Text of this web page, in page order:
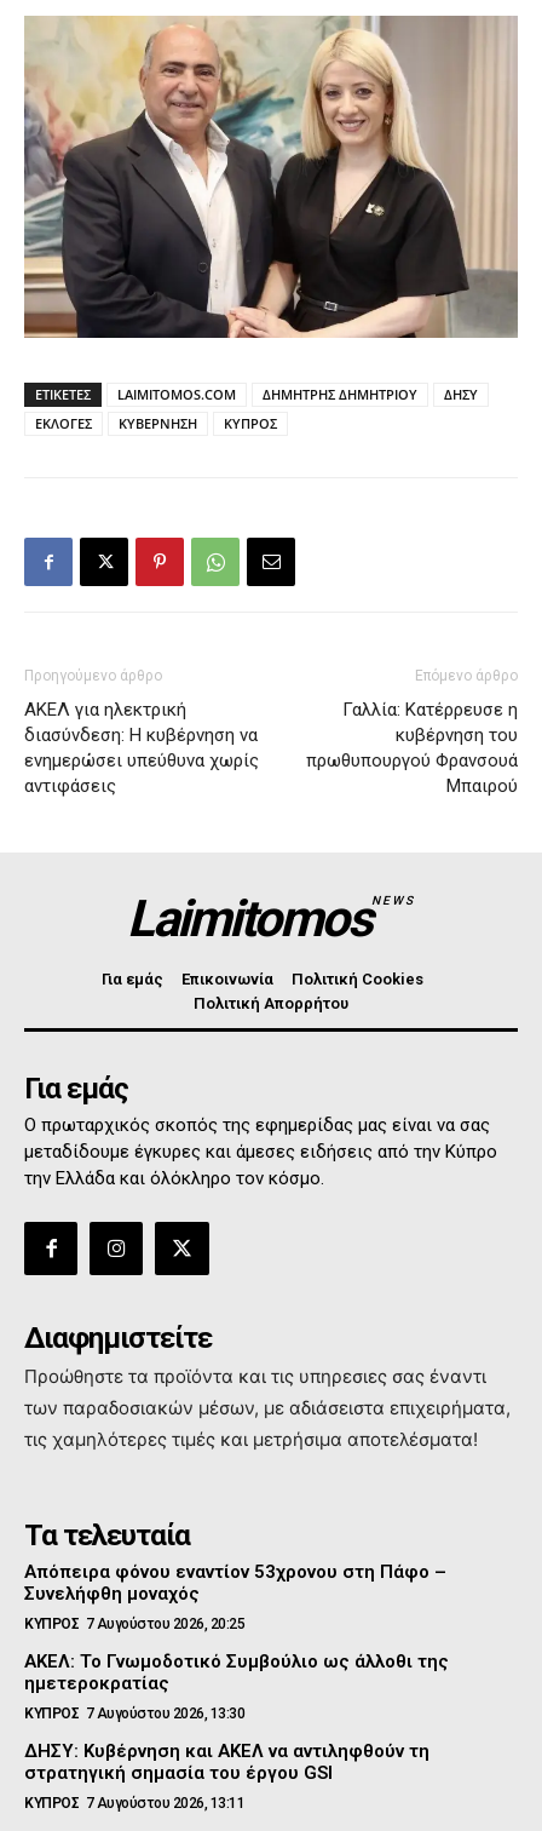
ΕΤΙΚΕΤΕΣ LAIMITOMOS.COM ΔΗΜΗΤΡΗΣ ΔΗΜΗΤΡΙΟΥ
ΔΗΣΥ
ΕΚΛΟΓΕΣ
ΚΥΒΕΡΝΗΣΗ ΚΥΠΡΟΣ
Προηγούμενο άρθρο
ΑΚΕΛ για ηλεκτρική
διασύνδεση: Η κυβέρνηση να
ενημερώσει υπεύθυνα χωρίς
αντιφάσεις
Επόμενο άρθρο
Γαλλία: Κατέρρευσε η
κυβέρνηση του
πρωθυπουργού Φρανσουά
Μπαιρού
LaimitomosNEWS
Για εμάς Επικοινωνία
Πολιτική Cookies
Πολιτική Απορρήτου
Για εμάς
Ο πρωταρχικός σκοπός της εφημερίδας μας είναι να σας
μεταδίδουμε έγκυρες και άμεσες ειδήσεις από την Κύπρο
την Ελλάδα και όλόκληρο τον κόσμο.
Διαφημιστείτε
Προώθηστε τα προϊόντα και τις υπηρεσιες σας έναντι
των παραδοσιακών μέσων, με αδιάσειστα επιχειρήματα,
τις χαμηλότερες τιμές και μετρήσιμα αποτελέσματα!
Τα τελευταία
Απόπειρα φόνου εναντίον 53χρονου στη Πάφο –
Συνελήφθη μοναχός
ΚΥΠΡΟΣ 7 Αυγούστου 2026, 20:25
ΑΚΕΛ: Το Γνωμοδοτικό Συμβούλιο ως άλλοθι της
ημετεροκρατίας
ΚΥΠΡΟΣ 7 Αυγούστου 2026, 13:30
ΔΗΣΥ: Κυβέρνηση και ΑΚΕΛ να αντιληφθούν τη
στρατηγική σημασία του έργου GSI
ΚΥΠΡΟΣ 7 Αυγούστου 2026, 13:11